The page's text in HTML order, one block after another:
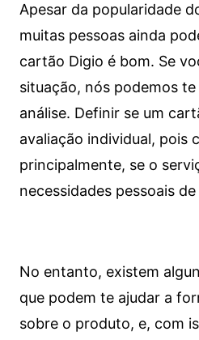
Apesar da popularidade
muitas pessoas ainda
cartão Digio é bom. Se
situação, nós podemos
análise. Definir se um
avaliação individual, pois
principalmente, se o
necessidades pessoais
No entanto, existem
que podem te ajudar a
sobre o produto, e, com